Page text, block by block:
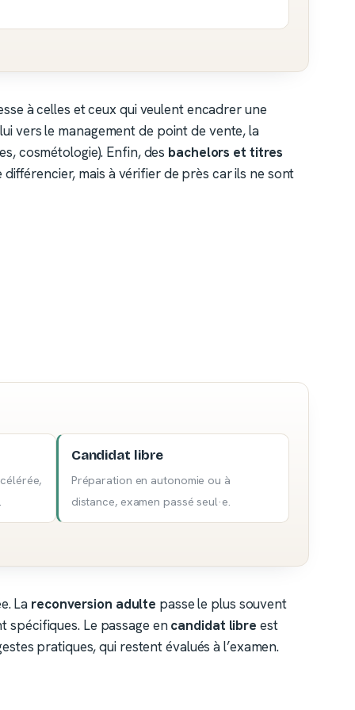
à celles et ceux qui veulent encadrer une
vers le management de point de vente, la
cosmétologie). Enfin, des bachelors et titres
mais à vérifier de près car ils ne sont
Candidat libre
Préparation en autonomie ou à
distance, examen passé seul·e.
La reconversion adulte passe le plus souvent
Le passage encandidat libre est
pratiques, qui restent évalués à l’examen.